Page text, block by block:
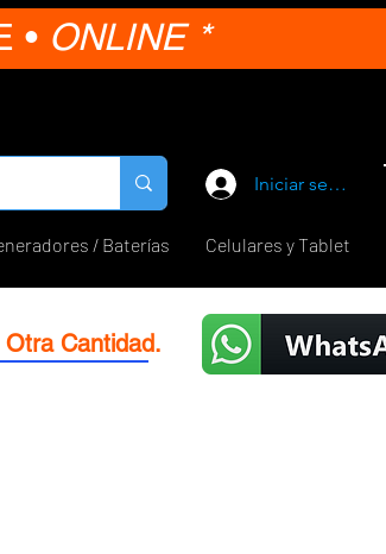
•ONLINE *
Iniciar sesión
/ Baterías Celulares y Tablet
Otra Cantidad.